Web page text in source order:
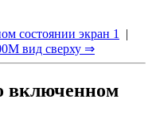
состоянии экран 1
|
вид сверху ⇒
включенном